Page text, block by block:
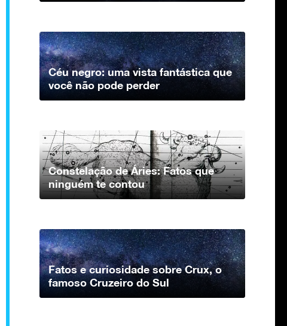
Céu negro: uma vista fantástica que
você não pode perder
Constelação de Áries: Fatos que
ninguém te contou
Fatos e curiosidade sobre Crux, o
famoso Cruzeiro do Sul